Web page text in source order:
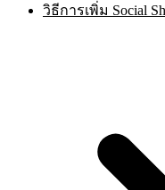
วิธีการเพิ่ม Social